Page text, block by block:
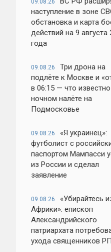
09.08.26
наступление в зоне
обстановка и карта
действий на 9 августа
года
09.08.26
Три дрона на
подлёте к Москве и
в 06:15 — что
ночном налёте на
Подмосковье
09.08.26
«Я украинец»:
футболист с
паспортом Мампасси
из России и сделал
заявление
09.08.26
«Убирайтесь
Африки»: епископ
Александрийского
патриархата
ухода священников